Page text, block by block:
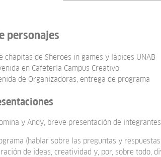
personajes
de Sheroes in games y lápices UNAB
en Cafetería Campus Creativo
de Organizadoras, entrega de programa
y Andy, breve presentación de
(hablar sobre las preguntas y
de ideas, creatividad y, por, sobre todo,